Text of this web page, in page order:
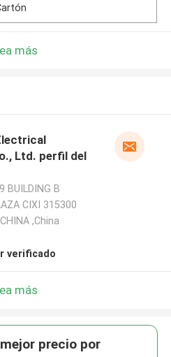
más
Ltd. perfil del
BUILDING B
CIXI 315300
,China
verificado
más
precio por